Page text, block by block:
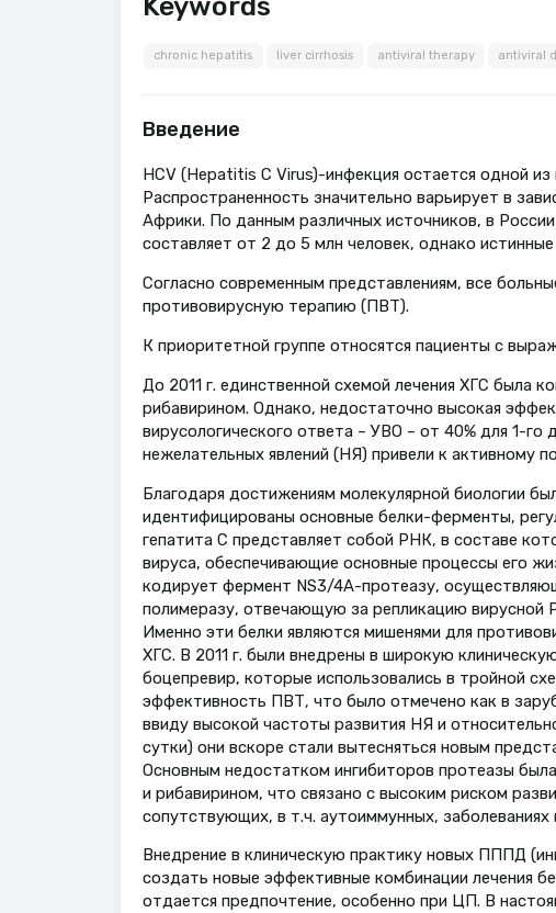
chronic hepatitis liver cirrhosis antiviral therapy antiviral
Введение
HCV (Hepatitis C Virus)-инфекция остается одной
Распространенность значительно варьирует в
Африки. По данным различных источников, в
составляет от 2 до 5 млн человек, однако
Согласно современным представлениям, все
противовирусную терапию (ПВТ).
К приоритетной группе относятся пациенты с
До 2011 г. единственной схемой лечения ХГС была
рибавирином. Однако, недостаточно высокая
вирусологического ответа – УВО – от 40% для 1-
нежелательных явлений (НЯ) привели к активному
Благодаря достижениям молекулярной биологии
идентифицированы основные белки-ферменты,
гепатита С представляет собой РНК, в составе
вируса, обеспечивающие основные процессы его
кодирует фермент NS3/4A-протеазу,
полимеразу, отвечающую за репликацию вирусной
Именно эти белки являются мишенями для
ХГС. В 2011 г. были внедрены в широкую
боцепревир, которые использовались в тройной
эффективность ПВТ, что было отмечено как в
ввиду высокой частоты развития НЯ и
сутки) они вскоре стали вытесняться новым
Основным недостатком ингибиторов протеазы
и рибавирином, что связано с высоким риском
сопутствующих, в т.ч. аутоиммунных,
Внедрение в клиническую практику новых ПППД
создать новые эффективные комбинации лечения
отдается предпочтение, особенно при ЦП. В